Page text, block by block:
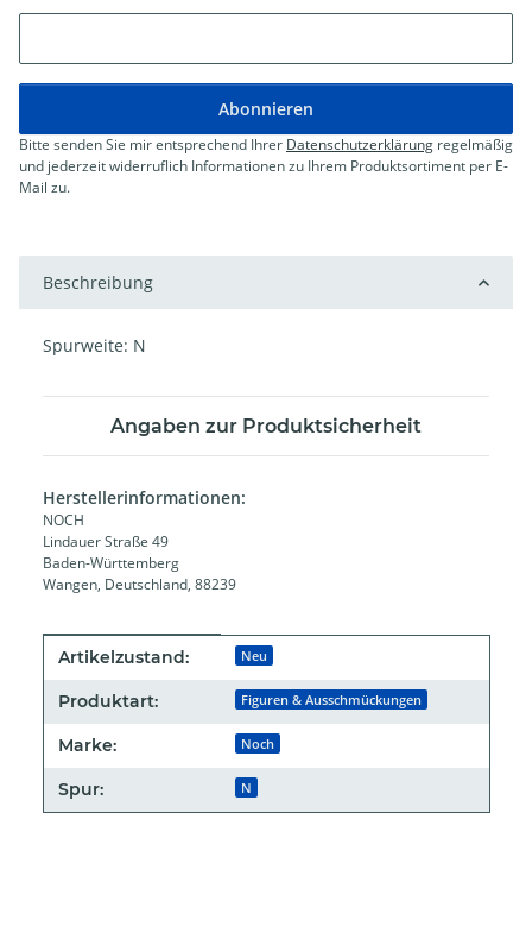
Abonnieren
Bitte senden Sie mir entsprechend Ihrer Datenschutzerklärung regelmäßig
und jederzeit widerruflich Informationen zu Ihrem Produktsortiment per E-
Mail zu.
Beschreibung
Spurweite: N
Angaben zur Produktsicherheit
Herstellerinformationen:
NOCH
Lindauer Straße 49
Baden-Württemberg
Wangen, Deutschland, 88239
Produkteigenschaft
Wert
Artikelzustand: Neu
Produktart: Figuren & Ausschmückungen
Marke: Noch
Spur: N